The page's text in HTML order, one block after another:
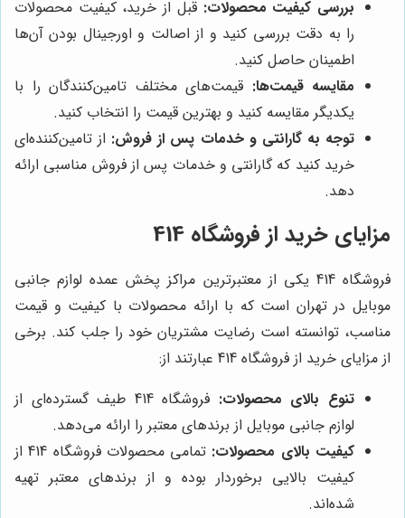
بررسی کیفیت محصولات: قبل از خرید، کیفیت محصولات
را به دقت بررسی کنید و از اصالت و اورجینال بودن آن‌ها
اطمینان حاصل کنید.
مقایسه قیمت‌ها: قیمت‌های مختلف تامین‌کنندگان را با
یکدیگر مقایسه کنید و بهترین قیمت را انتخاب کنید.
توجه به گارانتی و خدمات پس از فروش: از تامین‌کننده‌ای
خرید کنید که گارانتی و خدمات پس از فروش مناسبی ارائه
دهد.
مزایای خرید از فروشگاه 414
فروشگاه 414 یکی از معتبرترین مراکز پخش عمده لوازم جانبی
موبایل در تهران است که با ارائه محصولات با کیفیت و قیمت
مناسب، توانسته است رضایت مشتریان خود را جلب کند. برخی
از مزایای خرید از فروشگاه 414 عبارتند از:
تنوع بالای محصولات:
فروشگاه 414 طیف گسترده‌ای از
لوازم جانبی موبایل از برندهای معتبر را ارائه می‌دهد.
کیفیت بالای محصولات:
تمامی محصولات فروشگاه 414 از
کیفیت بالایی برخوردار بوده و از برندهای معتبر تهیه
شده‌اند.